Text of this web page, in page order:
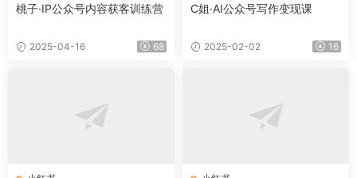
桃子·IP公众号内容获客训练营
2025-04-16 68
C姐·AI公众号写作变现课
2025-02-02 16